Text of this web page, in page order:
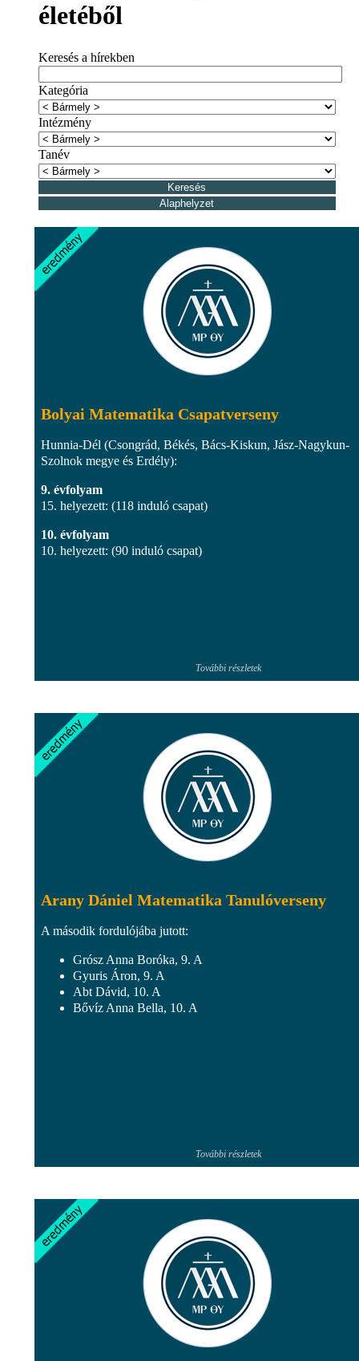
életéből
Keresés a hírekben
Kategória
Intézmény
Tanév
Bolyai Matematika Csapatverseny
Hunnia-Dél (Csongrád, Békés, Bács-Kiskun, Jász-Nagykun-
Szolnok megye és Erdély):
9. évfolyam
15. helyezett: (118 induló csapat)
10. évfolyam
10. helyezett: (90 induló csapat)
További részletek
Arany Dániel Matematika Tanulóverseny
A második fordulójába jutott:
Grósz Anna Boróka, 9. A
Gyuris Áron, 9. A
Abt Dávid, 10. A
Bővíz Anna Bella, 10. A
További részletek